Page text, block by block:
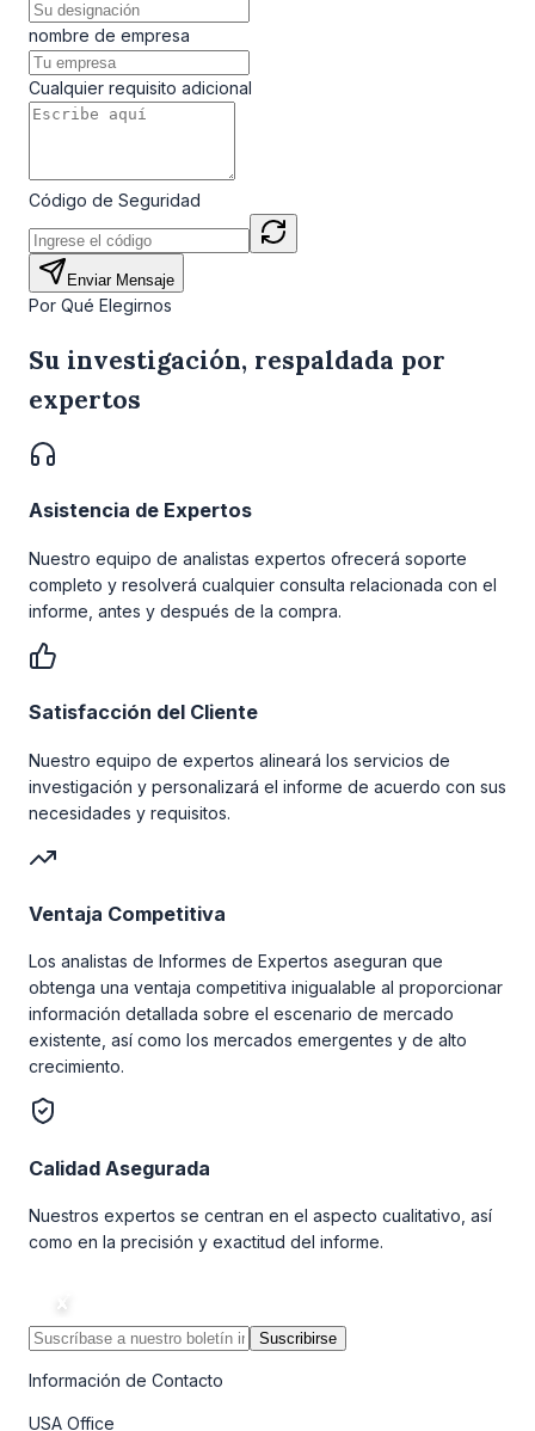
nombre de empresa
Cualquier requisito adicional
Código de Seguridad
Enviar Mensaje
Por Qué Elegirnos
Su investigación, respaldada por
expertos
Asistencia de Expertos
Nuestro equipo de analistas expertos ofrecerá soporte
completo y resolverá cualquier consulta relacionada con el
informe, antes y después de la compra.
Satisfacción del Cliente
Nuestro equipo de expertos alineará los servicios de
investigación y personalizará el informe de acuerdo con sus
necesidades y requisitos.
Ventaja Competitiva
Los analistas de Informes de Expertos aseguran que
obtenga una ventaja competitiva inigualable al proporcionar
información detallada sobre el escenario de mercado
existente, así como los mercados emergentes y de alto
crecimiento.
Calidad Asegurada
Nuestros expertos se centran en el aspecto cualitativo, así
como en la precisión y exactitud del informe.
Suscribirse
Información de Contacto
USA Office